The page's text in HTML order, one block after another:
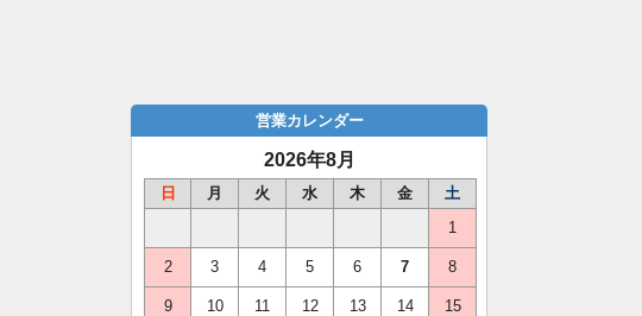
営業カレンダー
2026年8月
日 月 火 水 木 金
土
1
2 3 4 5 6 7 8
9 10 11 12 13 14 15